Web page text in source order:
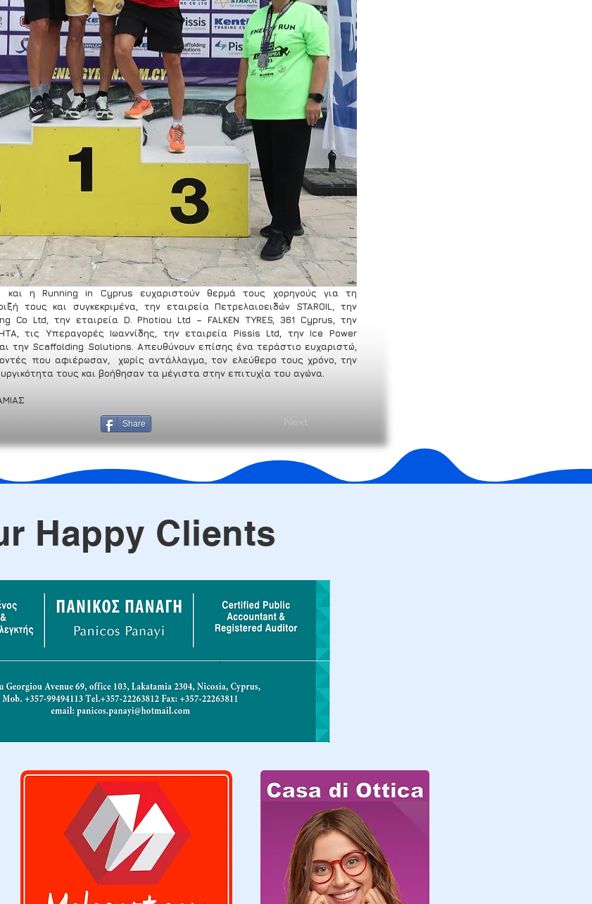
και η Running in Cyprus ευχαριστούν θερμά τους χορηγούς για τη
τους και συγκεκριμένα, την εταιρεία Πετρελαιοειδών STAROIL, την
Co Ltd, την εταιρεία D. Photiou Ltd – FALKEN TYRES, 361 Cyprus, την
τις Υπεραγορές Ιωαννίδης, την εταιρεία Pissis Ltd, την Ice Power
την Scaffolding Solutions. Απευθύνουν επίσης ένα τεράστιο ευχαριστώ,
που αφιέρωσαν,  χωρίς αντάλλαγμα, τον ελεύθερο τους χρόνο, την
τους και βοήθησαν τα μέγιστα στην επιτυχία του αγώνα.
Share Next
Happy Clients